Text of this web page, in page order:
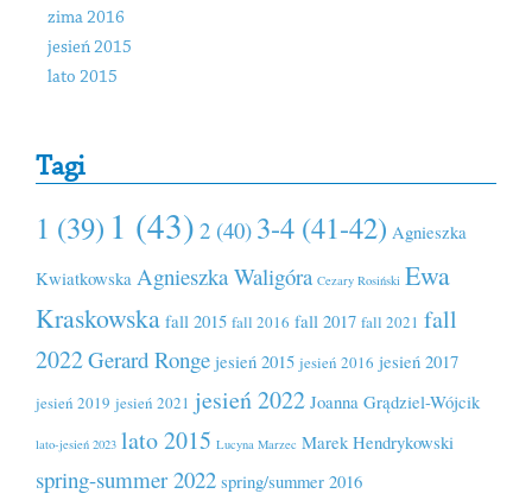
zima 2016
jesień 2015
lato 2015
Tagi
1 (39) 1 (43) 2 (40) 3-4 (41-42) Agnieszka
Kwiatkowska Agnieszka Waligóra Cezary Rosiński Ewa
Kraskowska fall 2015 fall 2016 fall 2017 fall 2021 fall
2022Gerard Ronge jesień 2015 jesień 2016 jesień 2017
jesień 2019 jesień 2021 jesień 2022 Joanna Grądziel-Wójcik
lato-jesień 2023 lato 2015 Lucyna Marzec Marek Hendrykowski
spring-summer 2022 spring/summer 2016